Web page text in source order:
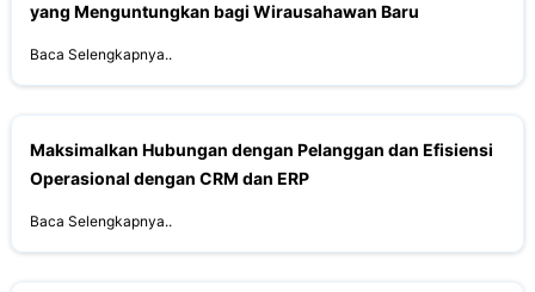
yang Menguntungkan bagi Wirausahawan Baru
Baca Selengkapnya..
Maksimalkan Hubungan dengan Pelanggan dan Efisiensi
Operasional dengan CRM dan ERP
Baca Selengkapnya..